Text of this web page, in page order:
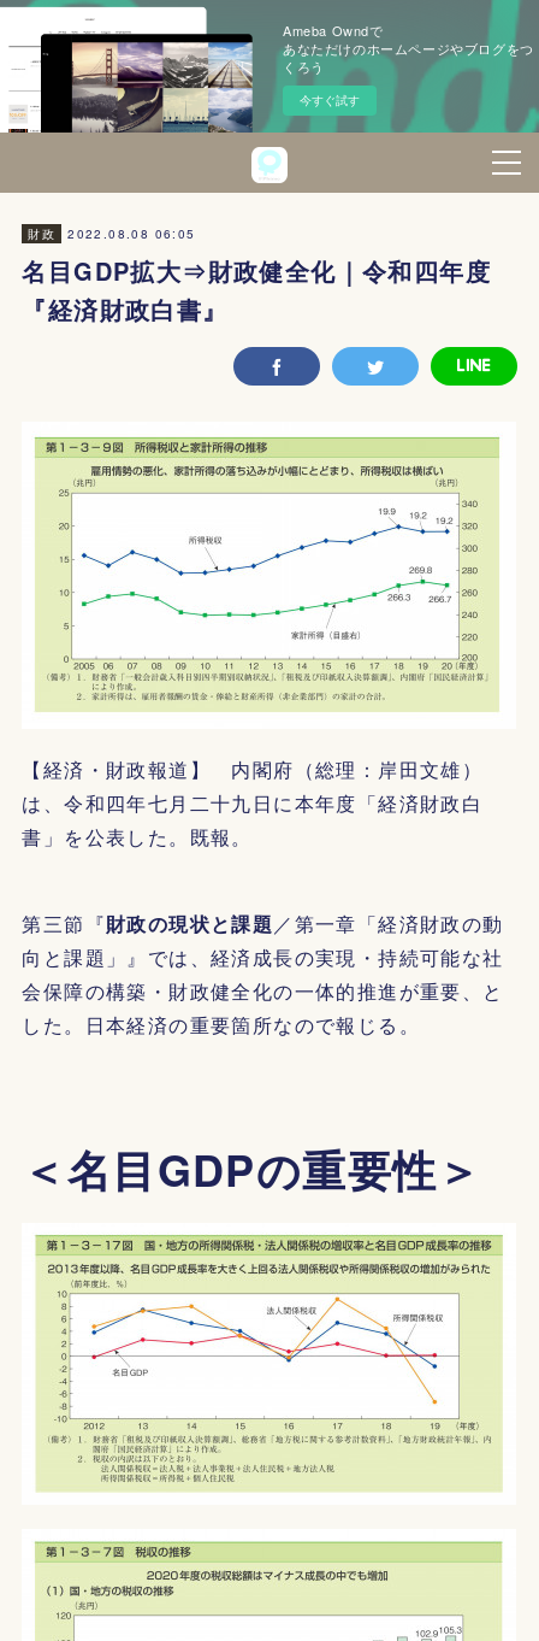
Ameba Owndで
あなただけのホームページやブログをつ
くろう
今すぐ試す
財政 2022.08.08 06:05
名目GDP拡大⇒財政健全化｜令和四年度
『経済財政白書』
【経済・財政報道】 内閣府（総理：岸田文雄）
は、令和四年七月二十九日に本年度「経済財政白
書」を公表した。既報。
第三節『財政の現状と課題 ／第一章「経済財政の動
向と課題」』では、経済成長の実現・持続可能な社
会保障の構築・財政健全化の一体的推進が重要、と
した。日本経済の重要箇所なので報じる。
＜名目GDPの重要性＞